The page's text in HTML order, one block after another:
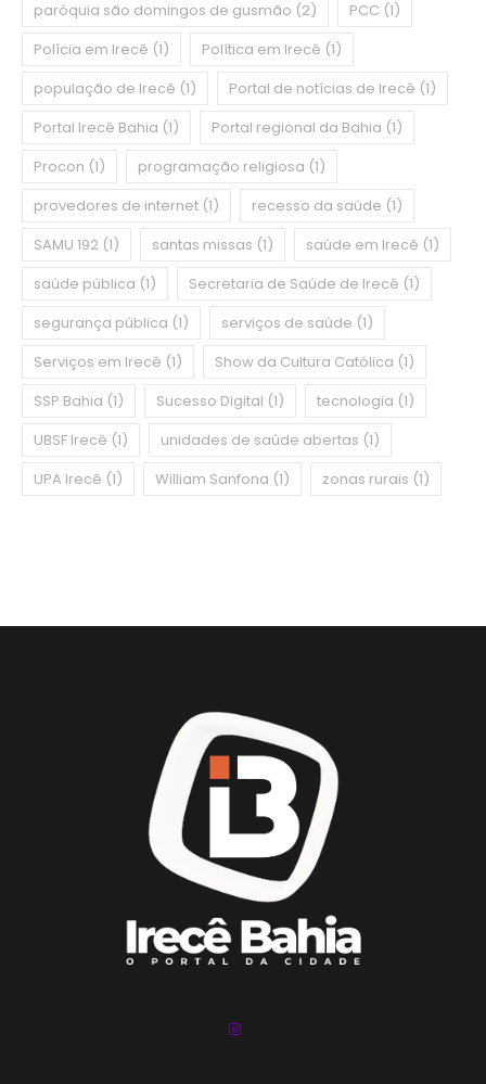
paróquia são domingos de gusmão (2) PCC (1)
Polícia em Irecê (1) Política em Irecê (1)
população de Irecê (1) Portal de notícias de Irecê (1)
Portal Irecê Bahia (1) Portal regional da Bahia (1)
Procon (1) programação religiosa (1)
provedores de internet (1) recesso da saúde (1)
SAMU 192 (1) santas missas (1) saúde em Irecê (1)
saúde pública (1) Secretaria de Saúde de Irecê (1)
segurança pública (1) serviços de saúde (1)
Serviços em Irecê (1) Show da Cultura Católica (1)
SSP Bahia (1) Sucesso Digital (1) tecnologia (1)
UBSF Irecê (1) unidades de saúde abertas (1)
UPA Irecê (1) William Sanfona (1) zonas rurais (1)